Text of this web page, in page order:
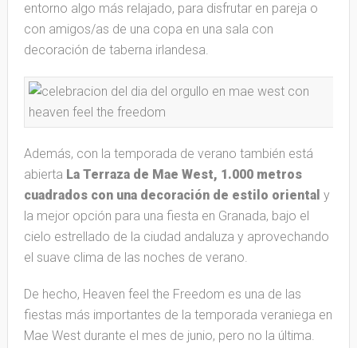
entorno algo más relajado, para disfrutar en pareja o
con amigos/as de una copa en una sala con
decoración de taberna irlandesa.
Además, con la temporada de verano también está
abierta La Terraza de Mae West, 1.000 metros
cuadrados con una decoración de estilo oriental y
la mejor opción para una fiesta en Granada, bajo el
cielo estrellado de la ciudad andaluza y aprovechando
el suave clima de las noches de verano.
De hecho, Heaven feel the Freedom es una de las
fiestas más importantes de la temporada veraniega en
Mae West durante el mes de junio, pero no la última.